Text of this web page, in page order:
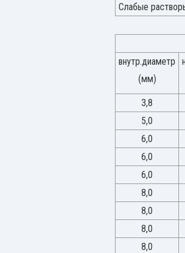
Слабые
внутр.диаметр
(мм)
3,8
5,0
6,0
6,0
6,0
8,0
8,0
8,0
8,0